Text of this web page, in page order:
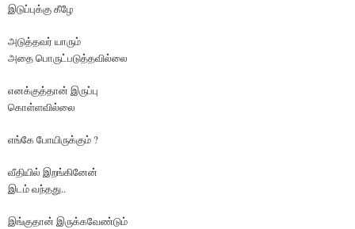
இடுப்புக்கு கீழே
அடுத்தவர் யாரும்
அதை பொருட்படுத்தவில்லை
எனக்குத்தான் இருப்பு
கொள்ளவில்லை
எங்கே போயிருக்கும் ?
வீதியில் இறங்கினேன்
இடம் வந்தது..
இங்குதான் இருக்கவேண்டும்